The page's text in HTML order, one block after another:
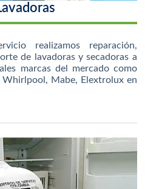
realizamos reparación,
de lavadoras y secadoras a
marcas del mercado como
Whirlpool, Mabe, Elextrolux en